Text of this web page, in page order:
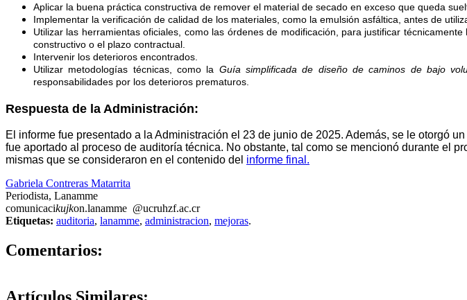
Aplicar la buena práctica constructiva de remover el material de secado en exceso que queda
Implementar la verificación de calidad de los materiales, como la emulsión asfáltica, antes de
Utilizar las herramientas oficiales, como las órdenes de modificación, para justificar
constructivo o el plazo contractual.
Intervenir los deterioros encontrados.
Utilizar metodologías técnicas, como la Guía simplificada de diseño de caminos de bajo
responsabilidades por los deterioros prematuros.
Respuesta de la Administración:
El informe fue presentado a la Administración el 23 de junio de 2025. Además, se le otorgó
fue aportado al proceso de auditoría técnica. No obstante, tal como se mencionó durante el
mismas que se consideraron en el contenido del informe final.
Gabriela Contreras Matarrita
Periodista, Lanamme
comunicacikujkon.lanamme @ucruhzf.ac.cr
Etiquetas: auditoria, lanamme, administracion, mejoras.
Comentarios: